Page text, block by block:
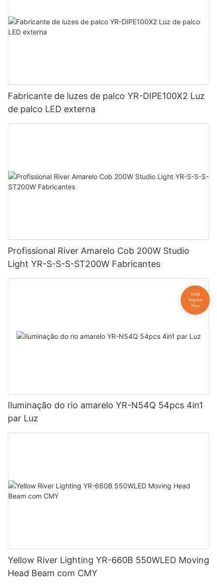
Fabricante de luzes de palco YR-DIPE100X2 Luz
de palco LED externa
Profissional River Amarelo Cob 200W Studio
Light YR-S-S-S-ST200W Fabricantes
Iluminação do rio amarelo YR-N54Q 54pcs 4in1
par Luz
Yellow River Lighting YR-660B 550WLED Moving
Head Beam com CMY